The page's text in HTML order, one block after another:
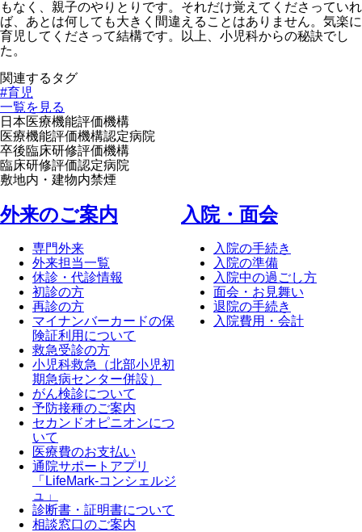
もなく、親子のやりとりです。それだけ覚えてくださっていれ
ば、あとは何しても大きく間違えることはありません。気楽に
育児してくださって結構です。以上、小児科からの秘訣でし
た。
関連するタグ
#育児
一覧を見る
日本医療機能評価機構
医療機能評価機構認定病院
卒後臨床研修評価機構
臨床研修評価認定病院
敷地内・建物内禁煙
外来のご案内
専門外来
外来担当一覧
休診・代診情報
初診の方
再診の方
マイナンバーカードの保
険証利用について
救急受診の方
小児科救急（北部小児初
期急病センター併設）
がん検診について
予防接種のご案内
セカンドオピニオンにつ
いて
医療費のお支払い
通院サポートアプリ
「LifeMark-コンシェルジ
ュ」
診断書・証明書について
相談窓口のご案内
⼊院・⾯会
入院の手続き
入院の準備
入院中の過ごし方
面会・お見舞い
退院の手続き
入院費用・会計